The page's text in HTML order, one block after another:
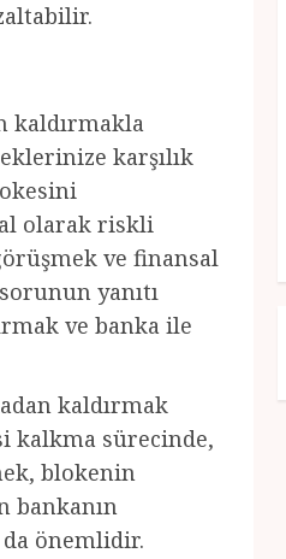
kaldırmakla
karşılık
olarak riskli
ve finansal
yanıtı
ve banka ile
kaldırmak
kalkma sürecinde,
blokenin
bankanın
önemlidir.